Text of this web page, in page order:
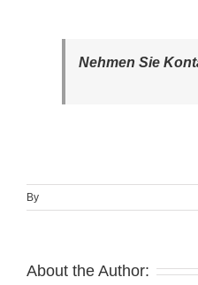
Nehmen Sie
By
About the Author: